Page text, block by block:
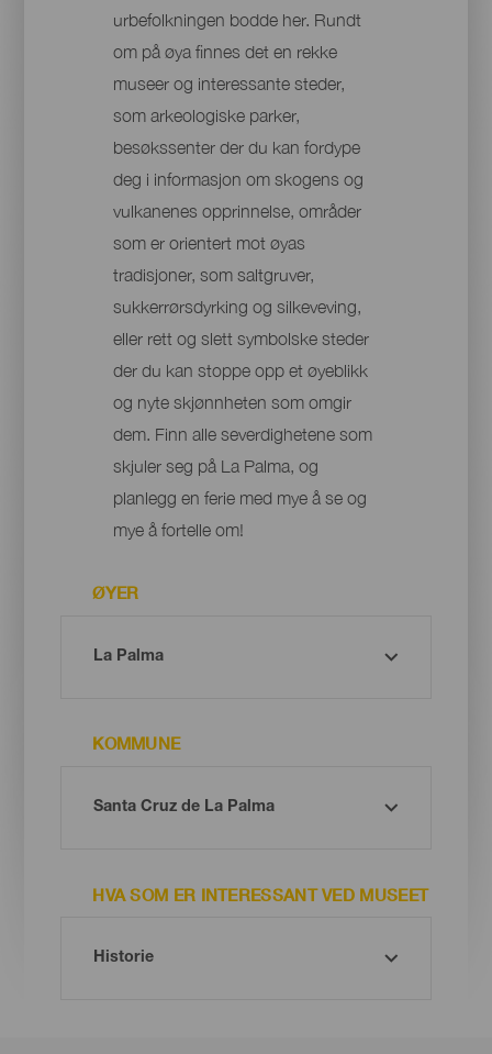
urbefolkningen bodde her. Rundt
om på øya finnes det en rekke
museer og interessante steder,
som arkeologiske parker,
besøkssenter der du kan fordype
deg i informasjon om skogens og
vulkanenes opprinnelse, områder
som er orientert mot øyas
tradisjoner, som saltgruver,
sukkerrørsdyrking og silkeveving,
eller rett og slett symbolske steder
der du kan stoppe opp et øyeblikk
og nyte skjønnheten som omgir
dem. Finn alle severdighetene som
skjuler seg på La Palma, og
planlegg en ferie med mye å se og
mye å fortelle om!
ØYER
KOMMUNE
HVA SOM ER INTERESSANT VED MUSEET